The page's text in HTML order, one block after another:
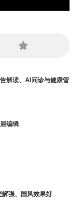
解读、AI问诊与健康管
编辑
强、国风效果好